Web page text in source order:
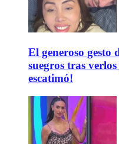
El generoso gesto
suegros tras
escatimó!